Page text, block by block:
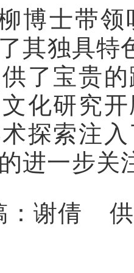
博士带
其独具特
了宝贵
化研究
探索注
进一步关
：谢倩